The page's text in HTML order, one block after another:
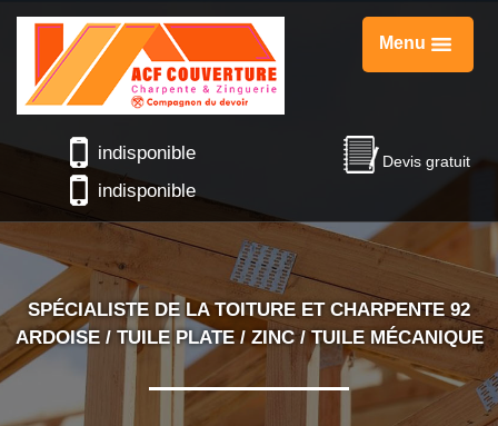
Menu
Devis gratuit
indisponible
indisponible
SPÉCIALISTE DE LA TOITURE ET CHARPENTE 92
ARDOISE / TUILE PLATE / ZINC / TUILE MÉCANIQUE